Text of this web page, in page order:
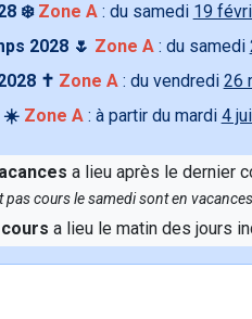
❄️ Zone A: du samedi 19
2028 🌷 Zone A: du samedi
✝️ Zone A: du vendredi 26
☀️ Zone A: à partir du mardi 4
a lieu après le dernier
pas cours le samedi sont en
a lieu le matin des jours